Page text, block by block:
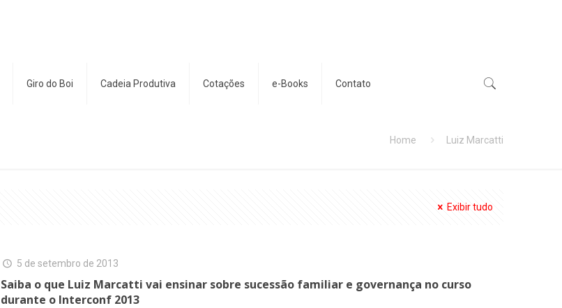
Giro do Boi Cadeia Produtiva Cotações e-Books Contato
Home Luiz Marcatti
Exibir tudo
5 de setembro de 2013
Saiba o que Luiz Marcatti vai ensinar sobre sucessão familiar e governança no curso
durante o Interconf 2013